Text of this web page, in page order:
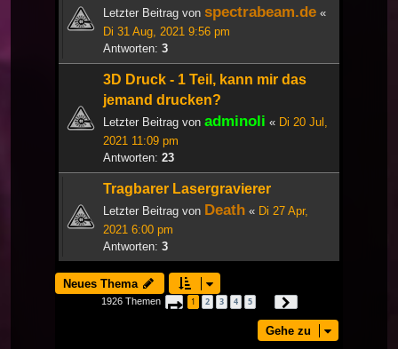
Letzter Beitrag von spectrabeam.de «
Di 31 Aug, 2021 9:56 pm
Antworten: 3
3D Druck - 1 Teil, kann mir das
jemand drucken?
Letzter Beitrag von adminoli « Di 20 Jul,
2021 11:09 pm
Antworten: 23
Tragbarer Lasergravierer
Letzter Beitrag von Death « Di 27 Apr,
2021 6:00 pm
Antworten: 3
Neues Thema
1926 Themen Seite 1von 65
1 2 3 4 5
Gehe zu